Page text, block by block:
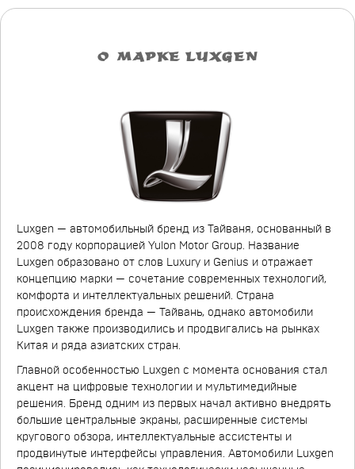
О МАРКЕ LUXGEN
Luxgen — автомобильный бренд из Тайваня, основанный в
2008 году корпорацией Yulon Motor Group. Название
Luxgen образовано от слов Luxury и Genius и отражает
концепцию марки — сочетание современных технологий,
комфорта и интеллектуальных решений. Страна
происхождения бренда — Тайвань, однако автомобили
Luxgen также производились и продвигались на рынках
Китая и ряда азиатских стран.
Главной особенностью Luxgen с момента основания стал
акцент на цифровые технологии и мультимедийные
решения. Бренд одним из первых начал активно внедрять
большие центральные экраны, расширенные системы
кругового обзора, интеллектуальные ассистенты и
продвинутые интерфейсы управления. Автомобили Luxgen